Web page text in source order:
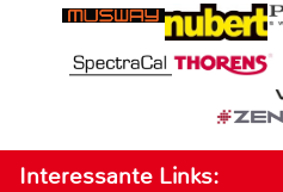
Interessante Links: